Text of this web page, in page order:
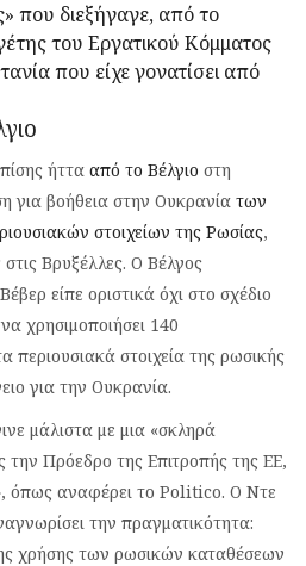
που διεξήγαγε, από το
του Εργατικού Κόμματος
που είχε γονατίσει από
ήττααπό το Βέλγιο στη
για βοήθεια στην Ουκρανίατων
στοιχείων της Ρωσίας,
Βρυξέλλες. Ο Βέλγος
είπε οριστικά όχι στο σχέδιο
χρησιμοποιήσει 140
περιουσιακά στοιχεία της ρωσικής
για την Ουκρανία.
μάλιστα με μια «σκληρά
την Πρόεδρο της Επιτροπής της ΕΕ,
όπως αναφέρει το Politico. Ο Ντε
την πραγματικότητα:
χρήσης των ρωσικών καταθέσεων